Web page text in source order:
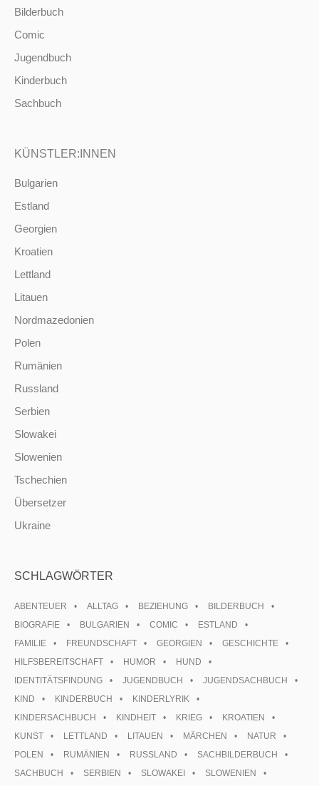
Bilderbuch
Comic
Jugendbuch
Kinderbuch
Sachbuch
KÜNSTLER:INNEN
Bulgarien
Estland
Georgien
Kroatien
Lettland
Litauen
Nordmazedonien
Polen
Rumänien
Russland
Serbien
Slowakei
Slowenien
Tschechien
Übersetzer
Ukraine
SCHLAGWÖRTER
ABENTEUER ALLTAG BEZIEHUNG
BILDERBUCH
BIOGRAFIE
BULGARIEN COMIC
ESTLAND
FAMILIE
FREUNDSCHAFT GEORGIEN
GESCHICHTE
HILFSBEREITSCHAFT
HUMOR
HUND
IDENTITÄTSFINDUNG
JUGENDBUCH
JUGENDSACHBUCH
KIND
KINDERBUCH
KINDERLYRIK
KINDERSACHBUCH
KINDHEIT KRIEG
KROATIEN
KUNST
LETTLAND LITAUEN MÄRCHEN
NATUR
POLEN
RUMÄNIEN RUSSLAND
SACHBILDERBUCH
SACHBUCH
SERBIEN SLOWAKEI
SLOWENIEN